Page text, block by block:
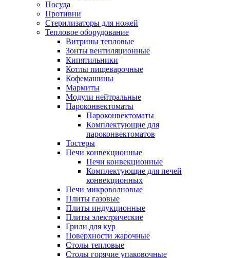
Посуда
Противни
Стерилизаторы для ножей
Тепловое оборудование
Витрины тепловые
Зонты вентиляционные
Кипятильники
Котлы пищеварочные
Кофемашины
Мармиты
Модули нейтральные
Пароконвектоматы
Пароконвектоматы
Комплектующие для
пароконвектоматов
Тостеры
Печи конвекционные
Печи конвекционные
Комплектующие для печей
конвекционных
Печи микроволновые
Плиты газовые
Плиты индукционные
Плиты электрические
Грили для кур
Поверхности жарочные
Столы тепловые
Столы горячие упаковочные